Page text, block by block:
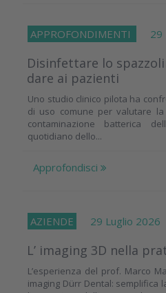
APPROFONDIMENTI 29
Disinfettare lo
dare ai pazienti
Uno studio clinico pilota ha
di uso comune per valutare
contaminazione batterica
quotidiano dello...
Approfondisci
AZIENDE 29 Luglio 2026
L’ imaging 3D nella
L’esperienza del prof. Marco
imaging Dürr Dental: semplifica